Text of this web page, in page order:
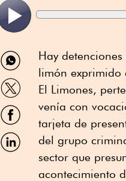
Compartir
por
WhatsApp
Compartir
por
Twitter
Compartir
por
Facebook
Compartir
por
Hay
limón exprimido
El Limones,
venía con
tarjeta de
del grupo
sector que
acontecimiento